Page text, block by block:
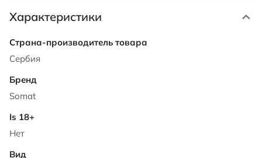
Характеристики
Характеристики
Сербия
Somat
Нет